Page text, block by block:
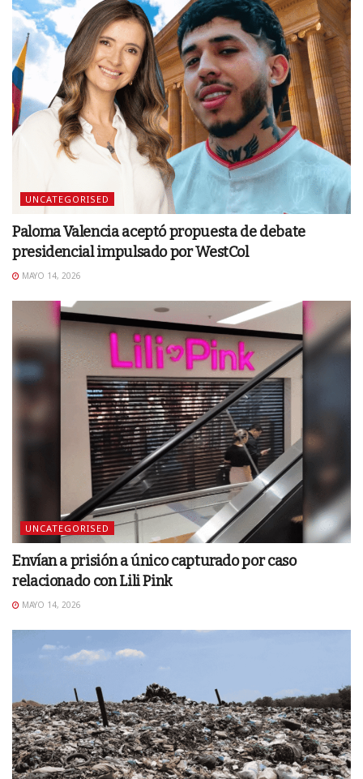
UNCATEGORISED
Paloma Valencia aceptó propuesta de debate
presidencial impulsado por WestCol
MAYO 14, 2026
UNCATEGORISED
Envían a prisión a único capturado por caso
relacionado con Lili Pink
MAYO 14, 2026